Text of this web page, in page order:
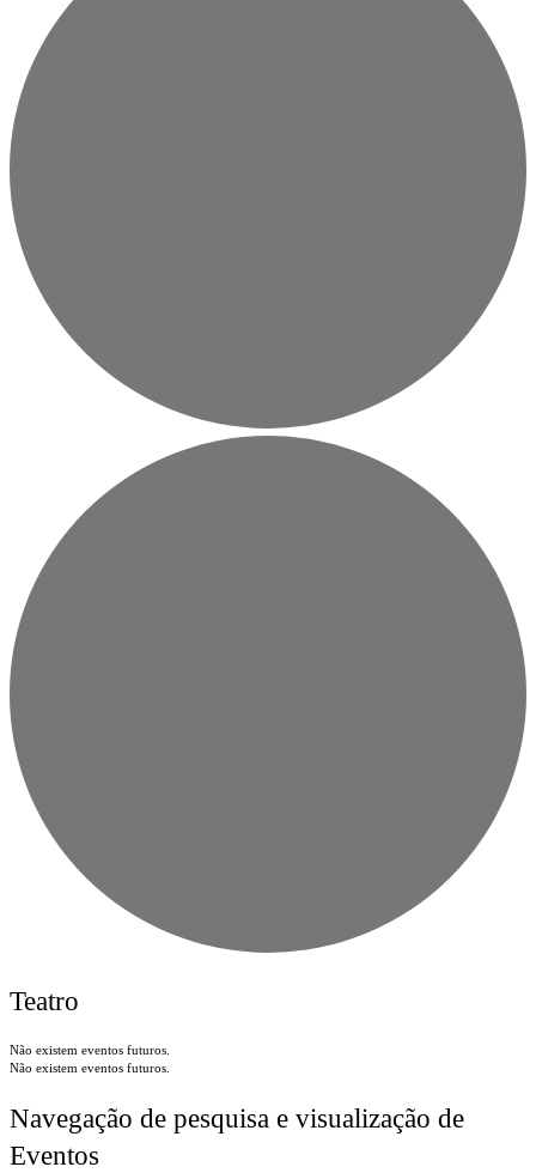
Teatro
Não existem eventos futuros.
Não existem eventos futuros.
Navegação de pesquisa e visualização de
Eventos